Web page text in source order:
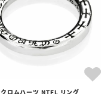
クロムハーツ NTFL リング